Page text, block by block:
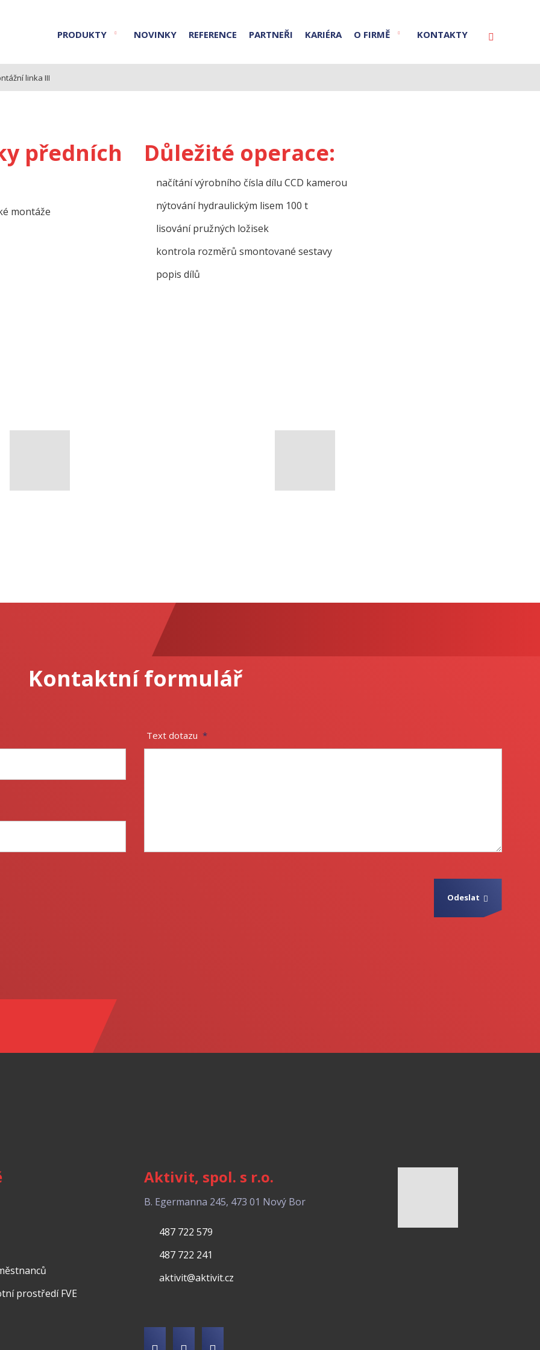
PRODUKTY NOVINKY REFERENCE PARTNEŘI KARIÉRA O FIRMĚ KONTAKTY
linka III
předních
montáže
Důležité operace:
načítání výrobního čísla dílu CCD kamerou
nýtování hydraulickým lisem 100 t
lisování pružných ložisek
kontrola rozměrů smontované sestavy
popis dílů
Kontaktní formulář
Text dotazu *
Odeslat
prostředí FVE
Aktivit, spol. s r.o.
B. Egermanna 245, 473 01 Nový Bor
487 722 579
487 722 241
aktivit@aktivit.cz